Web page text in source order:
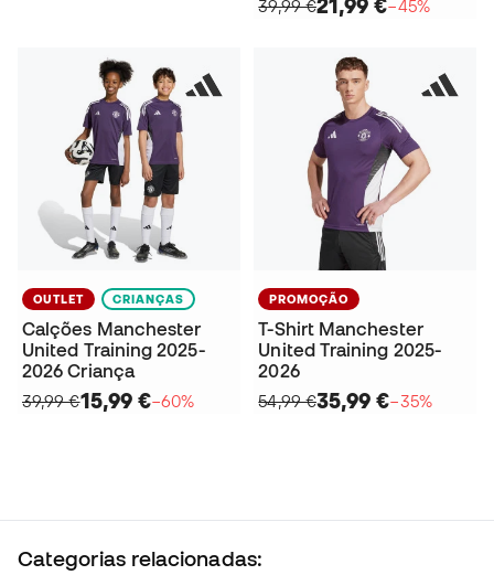
39,99 €21,99 €−45%
OUTLET CRIANÇAS
Calções Manchester
United Training 2025-
2026 Criança
39,99 €15,99 €−60%
PROMOÇÃO
T-Shirt Manchester
United Training 2025-
2026
54,99 €35,99 €−35%
Categorias relacionadas: